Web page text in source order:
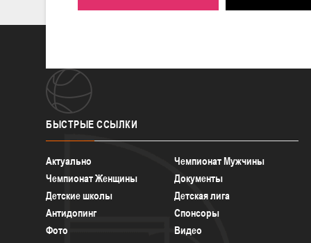
БЫСТРЫЕ ССЫЛКИ
Актуально
Чемпионат Мужчины
Чемпионат Женщины
Документы
Детские школы
Детская лига
Антидопинг
Спонсоры
Фото
Видео